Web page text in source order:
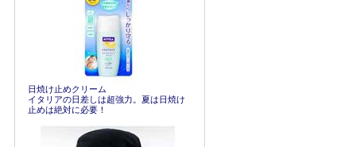
日焼け止めクリーム
イタリアの日差しは超強力。夏は日焼け
止めは絶対に必要！